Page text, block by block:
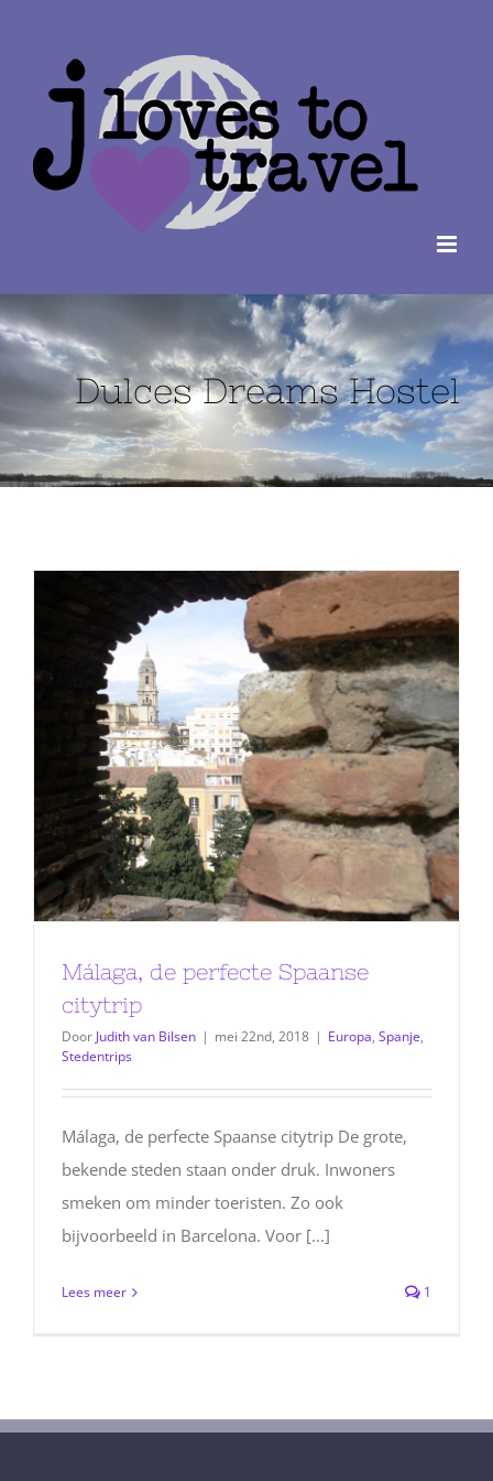
Dulces Dreams Hostel
Málaga, de perfecte Spaanse
citytrip
Door Judith van Bilsen | mei 22nd, 2018 | Europa, Spanje,
Stedentrips
Málaga, de perfecte Spaanse citytrip De grote,
bekende steden staan onder druk. Inwoners
smeken om minder toeristen. Zo ook
bijvoorbeeld in Barcelona. Voor [...]
Lees meer 1